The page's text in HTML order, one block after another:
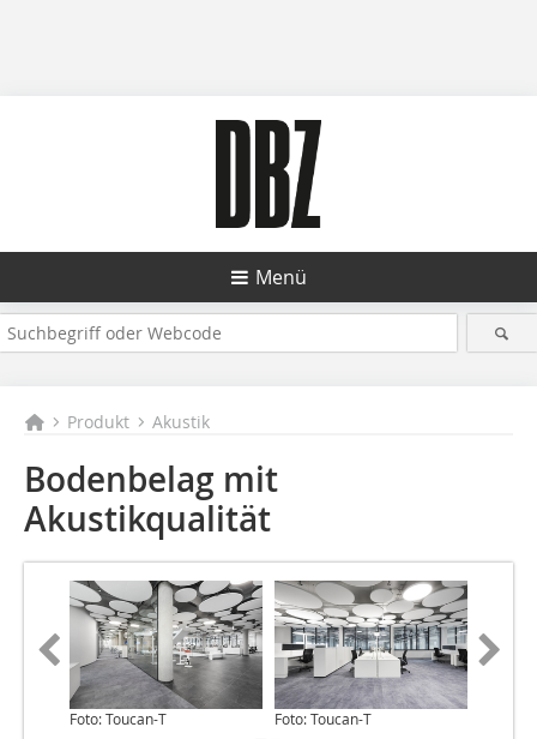
Menü
Produkt Akustik
Bodenbelag mit
Akustikqualität
Foto: Toucan-T Foto: Toucan-T